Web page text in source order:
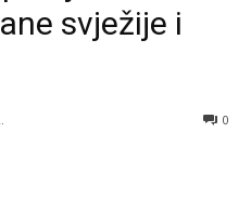
svježije i
0